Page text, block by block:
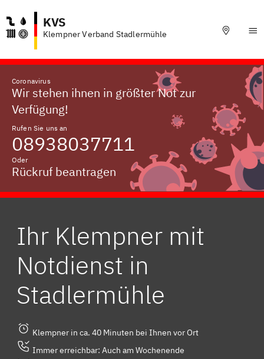
KVS
Klempner Verband Stadlermühle
Coronavirus
Wir stehen ihnen in größter Not zur
Verfügung!
Rufen Sie uns an
08938037711
Oder
Rückruf beantragen
Ihr Klempner mit
Notdienst in
Stadlermühle
Klempner in ca. 40 Minuten bei Ihnen vor Ort
Immer erreichbar: Auch am Wochenende